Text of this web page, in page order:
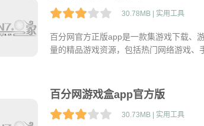
30.78MB | 实用工具
百分网官方正版app是一款集游戏下载、
量的精品游戏资源，包括热门网络游戏、
百分网游戏盒app官方版
30.73MB | 实用工具